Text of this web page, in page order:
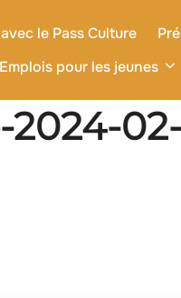
le Pass Culture
pour les jeunes
02-